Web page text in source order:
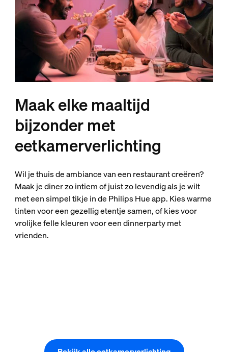
Maak elke maaltijd
bijzonder met
eetkamerverlichting
Wil je thuis de ambiance van een restaurant creëren?
Maak je diner zo intiem of juist zo levendig als je wilt
met een simpel tikje in de Philips Hue app. Kies warme
tinten voor een gezellig etentje samen, of kies voor
vrolijke felle kleuren voor een dinnerparty met
vrienden.